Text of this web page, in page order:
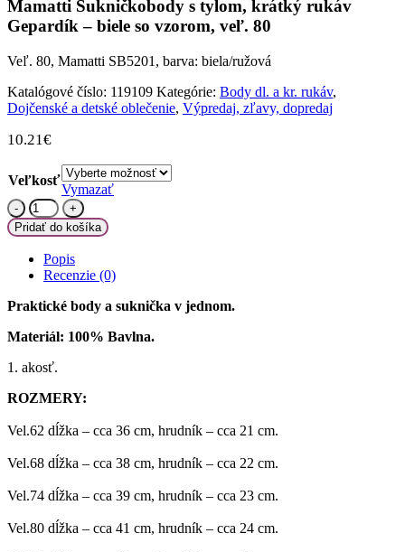
Mamatti Sukničkobody s tylom, krátký rukáv
Gepardík – biele so vzorom, veľ. 80
Veľ. 80, Mamatti SB5201, barva: biela/ružová
Katalógové číslo: 119109 Kategórie: Body dl. a kr. rukáv,
Dojčenské a detské oblečenie, Výpredaj, zľavy, dopredaj
10.21€
Veľkosť
Vymazať
množstvo
Mamatti
Sukničkobody
s
tylom,
krátký
rukáv
-
so
veľ.
Pridať do košíka
Popis
Recenzie (0)
Praktické body a suknička v jednom.
Materiál: 100% Bavlna.
1. akosť.
ROZMERY:
Vel.62 dĺžka – cca 36 cm, hrudník – cca 21 cm.
Vel.68 dĺžka – cca 38 cm, hrudník – cca 22 cm.
Vel.74 dĺžka – cca 39 cm, hrudník – cca 23 cm.
Vel.80 dĺžka – cca 41 cm, hrudník – cca 24 cm.